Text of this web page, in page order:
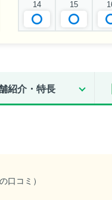
14 15
紹介・特長
口コミ）